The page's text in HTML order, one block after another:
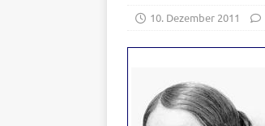
10. Dezember 2011